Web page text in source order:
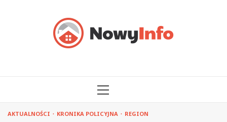
MENU
AKTUALNOŚCI KRONIKA POLICYJNA REGION